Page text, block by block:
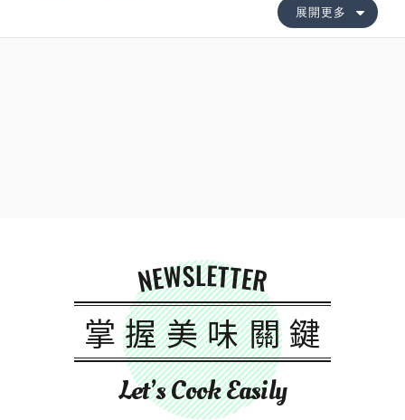
展開更多
NEWSLETTER
掌握美味關鍵
Let’s Cook Easily